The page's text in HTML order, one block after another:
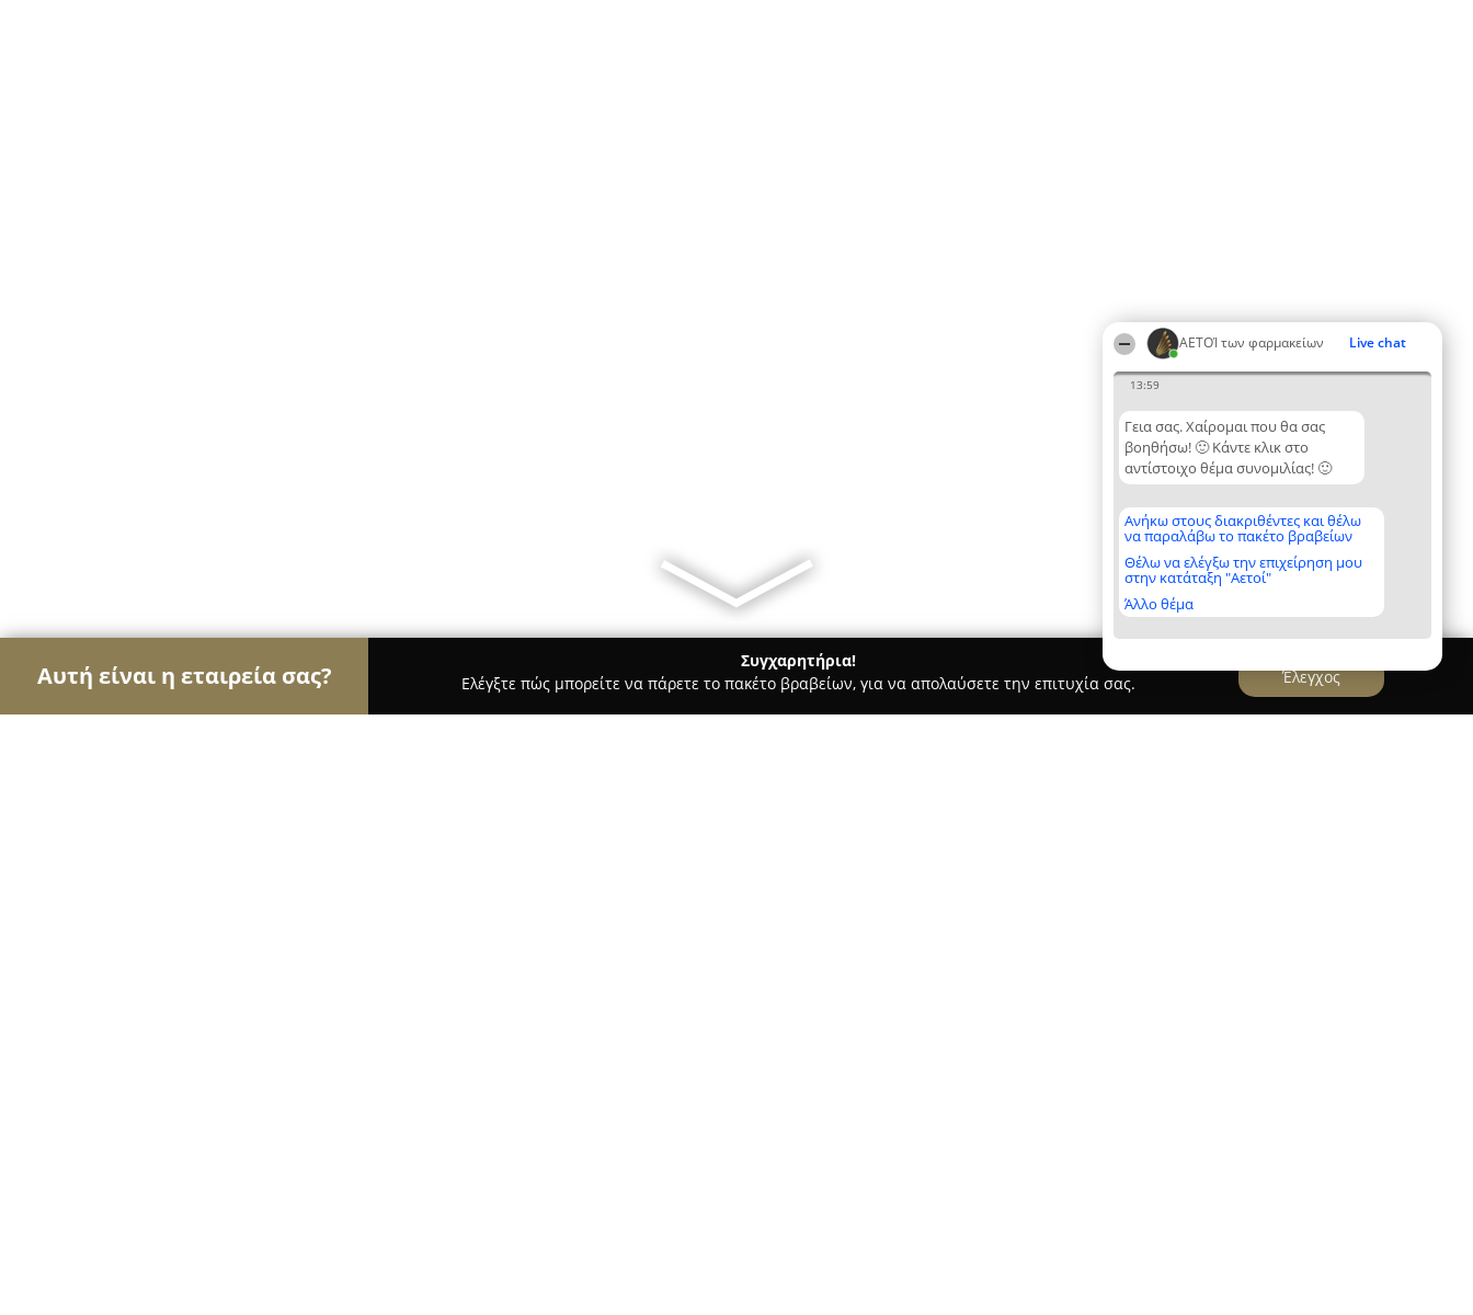
ΑΕΤΟΊ των φαρμακείων Live chat
13:59
Γεια σας. Χαίρομαι που θα σας
βοηθήσω! 🙂 Κάντε κλικ στο
αντίστοιχο θέμα συνομιλίας! 🙂
Ανήκω στους διακριθέντες και θέλω
να παραλάβω το πακέτο βραβείων
Θέλω να ελέγξω την επιχείρηση μου
στην κατάταξη "Αετοί"
Άλλο θέμα
Αυτή είναι η εταιρεία σας?
Συγχαρητήρια!
Ελέγξτε πώς μπορείτε να πάρετε το πακέτο βραβείων, για να απολαύσετε την επιτυχία σας.
Έλεγχος